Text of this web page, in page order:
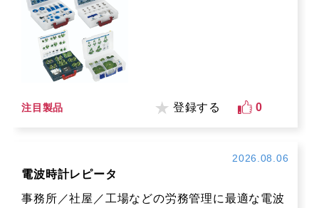
注目製品 登録する 0
2026.08.06
電波時計レピータ
事務所／社屋／工場などの労務管理に最適な電波